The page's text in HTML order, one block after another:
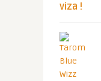
viza !